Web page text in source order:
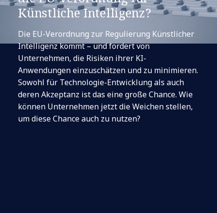
Künstliche Intelligenz?
Die EU-Verordnung zur Regulierung Künstlicher
Intelligenz kommt – und fordert von
Unternehmen, die Risiken ihrer KI-
Anwendungen einzuschätzen und zu minimieren.
Sowohl für Technologie-Entwicklung als auch
deren Akzeptanz ist das eine große Chance. Wie
können Unternehmen jetzt die Weichen stellen,
um diese Chance auch zu nutzen?